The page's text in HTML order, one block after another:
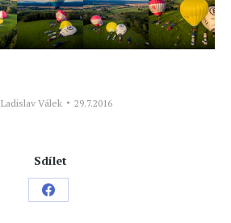
Ladislav Válek 29.7.2016
Sdílet
Share